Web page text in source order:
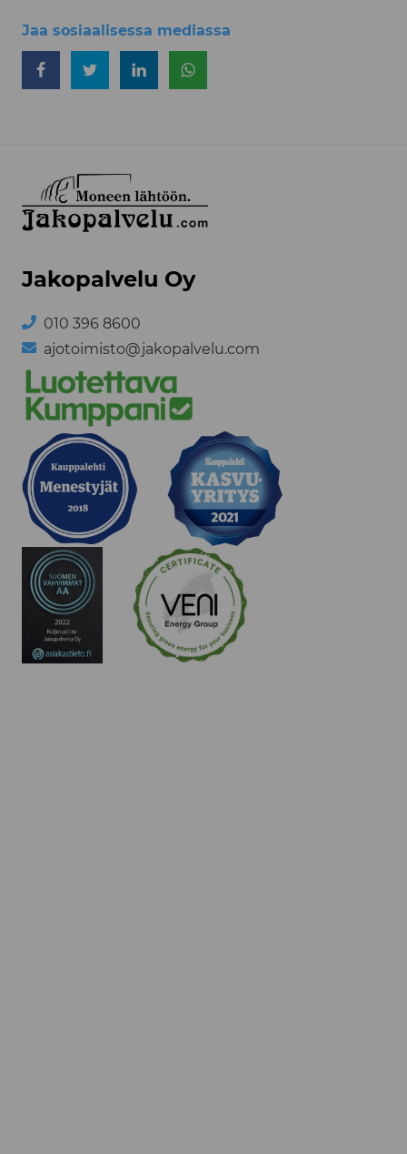
Jaa sosiaalisessa mediassa
Jaa FacebookissaJaa TwitterissäJaa LinkedInissä
Jakopalvelu Oy
010 396 8600
ajotoimisto@jakopalvelu.com